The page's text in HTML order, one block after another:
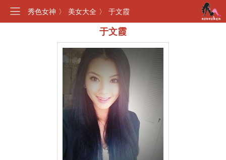
秀色女神 〉 美女大全 〉 于文霞
于文霞